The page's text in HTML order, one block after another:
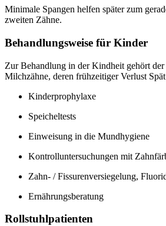
Minimale Spangen helfen später zum
zweiten Zähne.
Behandlungsweise für Kinder
Zur Behandlung in der Kindheit gehört
Milchzähne, deren frühzeitiger Verlust
Kinderprophylaxe
Speicheltests
Einweisung in die Mundhygiene
Kontrolluntersuchungen mit
Zahn- / Fissurenversiegelung,
Ernährungsberatung
Rollstuhlpatienten